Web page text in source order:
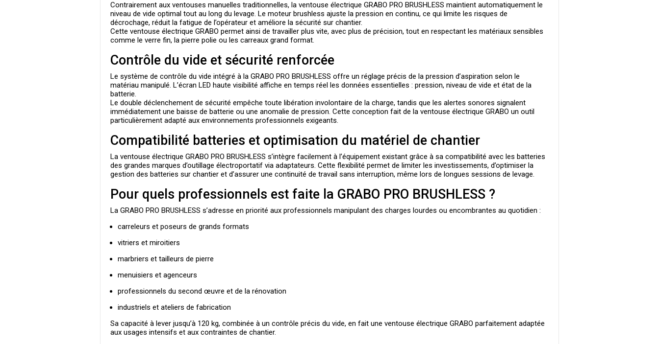
Contrairement aux ventouses manuelles traditionnelles, la ventouse électrique GRABO PRO BRUSHLESS maintient automatiquement le
niveau de vide optimal tout au long du levage. Le moteur brushless ajuste la pression en continu, ce qui limite les risques de
décrochage, réduit la fatigue de l’opérateur et améliore la sécurité sur chantier.
Cette ventouse électrique GRABO permet ainsi de travailler plus vite, avec plus de précision, tout en respectant les matériaux sensibles
comme le verre fin, la pierre polie ou les carreaux grand format.
Contrôle du vide et sécurité renforcée
Le système de contrôle du vide intégré à la GRABO PRO BRUSHLESS offre un réglage précis de la pression d’aspiration selon le
matériau manipulé. L’écran LED haute visibilité affiche en temps réel les données essentielles : pression, niveau de vide et état de la
batterie.
Le double déclenchement de sécurité empêche toute libération involontaire de la charge, tandis que les alertes sonores signalent
immédiatement une baisse de batterie ou une anomalie de pression. Cette conception fait de la ventouse électrique GRABO un outil
particulièrement adapté aux environnements professionnels exigeants.
Compatibilité batteries et optimisation du matériel de chantier
La ventouse électrique GRABO PRO BRUSHLESS s’intègre facilement à l’équipement existant grâce à sa compatibilité avec les batteries
des grandes marques d’outillage électroportatif via adaptateurs. Cette flexibilité permet de limiter les investissements, d’optimiser la
gestion des batteries sur chantier et d’assurer une continuité de travail sans interruption, même lors de longues sessions de levage.
Pour quels professionnels est faite la GRABO PRO BRUSHLESS ?
La GRABO PRO BRUSHLESS s’adresse en priorité aux professionnels manipulant des charges lourdes ou encombrantes au quotidien :
carreleurs et poseurs de grands formats
vitriers et miroitiers
marbriers et tailleurs de pierre
menuisiers et agenceurs
professionnels du second œuvre et de la rénovation
industriels et ateliers de fabrication
Sa capacité à lever jusqu’à 120 kg, combinée à un contrôle précis du vide, en fait une ventouse électrique GRABO parfaitement adaptée
aux usages intensifs et aux contraintes de chantier.